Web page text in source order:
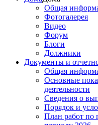
Общая
Фотогалерея
Видео
Форум
Блоги
Должники
Документы и
Общая
Основные
деятельности
Сведения о
Порядок и
План работ по